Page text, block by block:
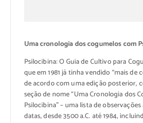
Uma cronologia dos cogumelos com
Psilocibina: O Guia de Cultivo para
que em 1981 já tinha vendido “mais de
de acordo com uma edição posterior,
seção de nome “Uma Cronologia dos
Psilocibina” – uma lista de
datas, desde 3500 a.C. até 1984,